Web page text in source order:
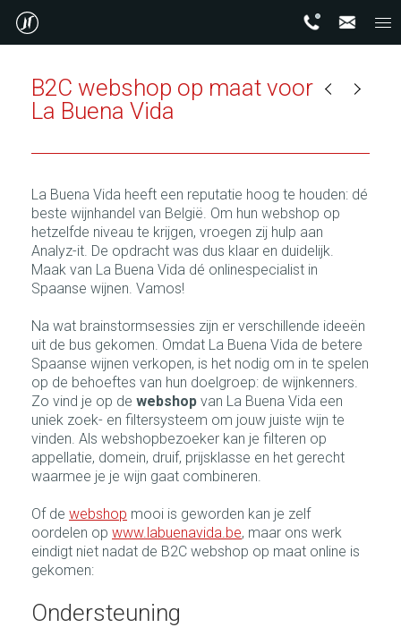
B2C webshop op maat voor
La Buena Vida
La Buena Vida heeft een reputatie hoog te houden: dé
beste wijnhandel van België. Om hun webshop op
hetzelfde niveau te krijgen, vroegen zij hulp aan
Analyz-it. De opdracht was dus klaar en duidelijk.
Maak van La Buena Vida dé onlinespecialist in
Spaanse wijnen. Vamos!
Na wat brainstormsessies zijn er verschillende ideeën
uit de bus gekomen. Omdat La Buena Vida de betere
Spaanse wijnen verkopen, is het nodig om in te spelen
op de behoeftes van hun doelgroep: de wijnkenners.
Zo vind je op de webshop van La Buena Vida een
uniek zoek- en filtersysteem om jouw juiste wijn te
vinden. Als webshopbezoeker kan je filteren op
appellatie, domein, druif, prijsklasse en het gerecht
waarmee je je wijn gaat combineren.
Of de webshop mooi is geworden kan je zelf
oordelen op www.labuenavida.be, maar ons werk
eindigt niet nadat de B2C webshop op maat online is
gekomen:
Ondersteuning